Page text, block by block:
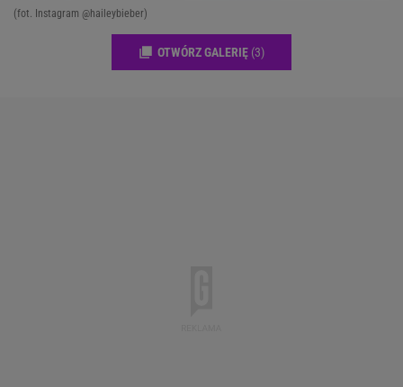
(fot. Instagram @haileybieber)
OTWÓRZ GALERIĘ (3)